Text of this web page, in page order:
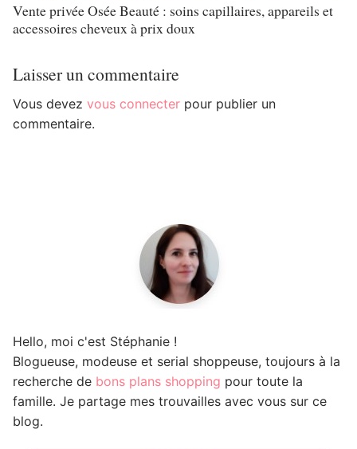
Vente privée Osée Beauté : soins capillaires, appareils et
accessoires cheveux à prix doux
Laisser un commentaire
Vous devez vous connecter pour publier un
commentaire.
Hello, moi c'est Stéphanie !
Blogueuse, modeuse et serial shoppeuse, toujours à la
recherche de bons plans shopping pour toute la
famille. Je partage mes trouvailles avec vous sur ce
blog.